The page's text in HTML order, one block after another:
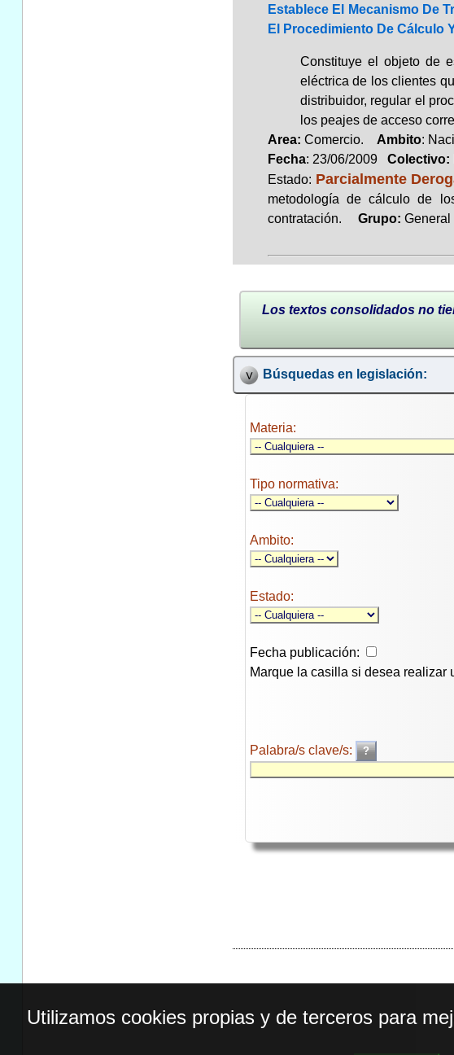
Establece El Mecanismo De
El Procedimiento De Cálculo
Constituye el objeto de
eléctrica de los clientes
distribuidor, regular el
los peajes de acceso
Area: Comercio. Ambito:
Fecha: 23/06/2009Colectivo:
Estado: Parcialmente
metodología de cálculo de
contratación.
Grupo: General
Los textos consolidados no
Búsquedas en legislación:
Materia:
Tipo normativa:
Ambito:
Estado:
Fecha publicación:
Marque la casilla si desea realizar
Palabra/s clave/s:
Utilizamos cookies propias y de terceros para